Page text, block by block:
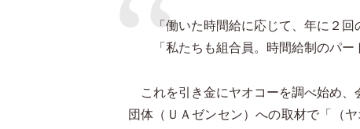
「働いた時間給に応じて、年に２回
「私たちも組合員。時間給制のパ
これを引き金にヤオコーを調べ始め、
団体（ＵＡゼンセン）への取材で「（